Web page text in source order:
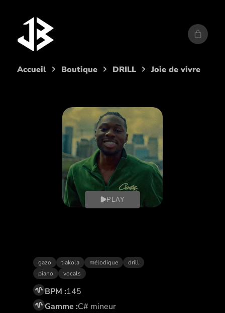
Accueil Boutique DRILL Joie de vivre
PLAY
gazo tiakola mélodique
drill
piano
vocals
BPM :145
Gamme :C# mineur